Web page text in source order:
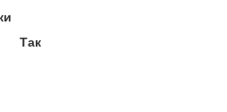
Так